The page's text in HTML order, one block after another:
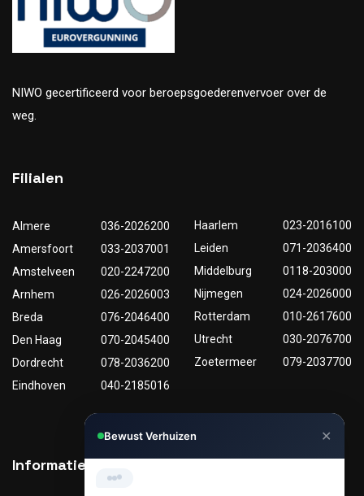
NIWO gecertificeerd voor beroepsgoederenvervoer over de
weg.
Filialen
Almere
036-2026200
Amersfoort
033-2037001
Amstelveen
020-2247200
Arnhem
026-2026003
Breda
076-2046400
Den Haag
070-2045400
Dordrecht
078-2036200
Eindhoven
040-2185016
Haarlem
023-2016100
Leiden
071-2036400
Middelburg
0118-203000
Nijmegen
024-2026000
Rotterdam
010-2617600
Utrecht
030-2076700
Zoetermeer
079-2037700
Informatie Nuttige links
✕
Hi, Kunnen we je helpen met
verhuizen?